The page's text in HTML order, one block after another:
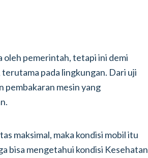
oleh pemerintah, tetapi ini demi
pada lingkungan. Dari uji
pembakaran mesin yang
maksimal, maka kondisi mobil itu
bisa mengetahui kondisi Kesehatan